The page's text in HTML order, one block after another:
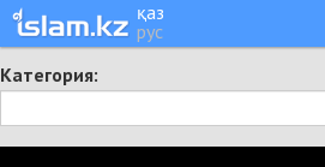
қаз
рус
Категория: